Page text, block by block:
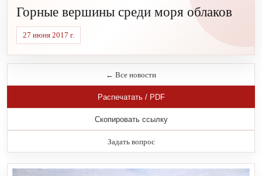
Горные вершины среди моря облаков
27 июня 2017 г.
← Все новости
Распечатать / PDF
Скопировать ссылку
Задать вопрос